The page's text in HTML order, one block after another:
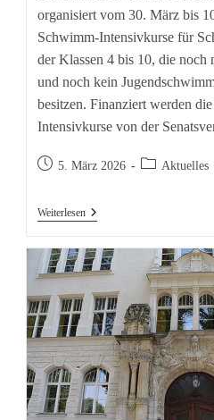
organisiert vom 30. März bis
Schwimm-Intensivkurse für
der Klassen 4 bis 10, die noch
und noch kein
besitzen. Finanziert werden
Intensivkurse von der
Beitrag5. März 2026
Beitrags-
Aktuelles
WeiterlesenAnmeldung
Intensivkurse
In
Osterferien
Startet